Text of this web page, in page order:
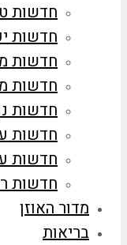
חדשות
חדשות
חדשות
חדשות
חדשות
חדשות
חדשות
חדשות
מדור האוזן
בריאות